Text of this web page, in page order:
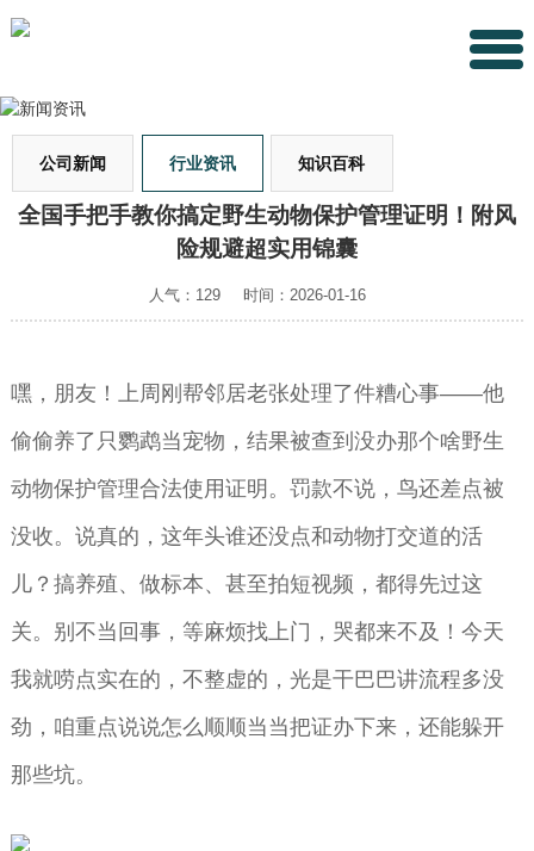
公司新闻 行业资讯 知识百科
全国手把手教你搞定野生动物保护管理证明！附风
险规避超实用锦囊
人气：129 时间：2026-01-16
嘿，朋友！上周刚帮邻居老张处理了件糟心事——他
偷偷养了只鹦鹉当宠物，结果被查到没办那个啥野生
动物保护管理合法使用证明。罚款不说，鸟还差点被
没收。说真的，这年头谁还没点和动物打交道的活
儿？搞养殖、做标本、甚至拍短视频，都得先过这
关。别不当回事，等麻烦找上门，哭都来不及！今天
我就唠点实在的，不整虚的，光是干巴巴讲流程多没
劲，咱重点说说怎么顺顺当当把证办下来，还能躲开
那些坑。